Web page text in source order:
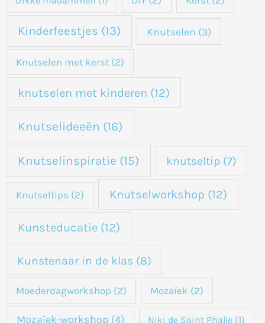
Kinderfeestjes (13) Knutselen (3)
Knutselen met kerst(2)
knutselen met kinderen (12)
Knutselideeën (16)
Knutselinspiratie (15) knutseltip (7)
Knutseltips (2) Knutselworkshop (12)
Kunsteducatie(12)
Kunstenaar in de klas (8)
Moederdagworkshop (2) Mozaïek (2)
Mozaïek-workshop (4) Niki de Saint Phalle (1)